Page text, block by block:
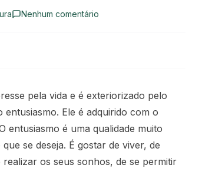
Nenhum comentário
pela vida e é exteriorizado pelo
Ele é adquirido com o
entusiasmo é uma qualidade muito
se deseja. É gostar de viver, de
os seus sonhos, de se permitir